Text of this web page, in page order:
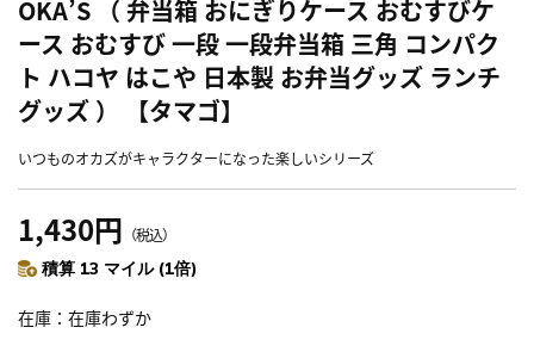
OKA’S （ 弁当箱 おにぎりケース おむすびケ
ース おむすび 一段 一段弁当箱 三角 コンパク
ト ハコヤ はこや 日本製 お弁当グッズ ランチ
グッズ ） 【タマゴ】
いつものオカズがキャラクターになった楽しいシリーズ
1,430円 （税込）
積算 13 マイル (1倍)
在庫 在庫わずか